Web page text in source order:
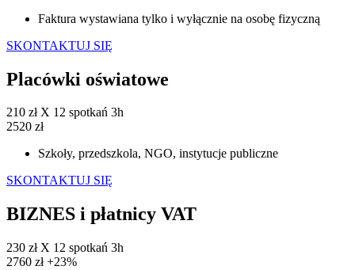
Faktura wystawiana tylko i wyłącznie na osobę fizyczną
SKONTAKTUJ SIĘ
Placówki oświatowe
210 zł X 12 spotkań 3h
2520 zł
Szkoły, przedszkola, NGO, instytucje publiczne
SKONTAKTUJ SIĘ
BIZNES i płatnicy VAT
230 zł X 12 spotkań 3h
2760 zł+23%